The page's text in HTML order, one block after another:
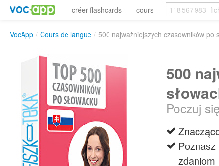
créer flashcards cours
VocApp / Cours de langue / 500 najważniejszych czasowników po
500
Poczuj
Poznasz
zdaniom